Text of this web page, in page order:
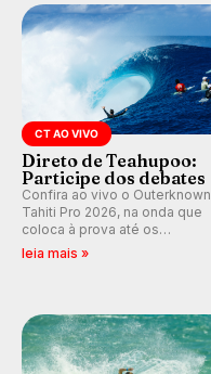
CT AO VIVO
Direto de Teahupoo:
Participe dos debates
Confira ao vivo o Outerknown
Tahiti Pro 2026, na onda que
coloca à prova até os
melhores surfistas do mundo.
Participe dos comentários e
etapas da WSL.
leia mais »